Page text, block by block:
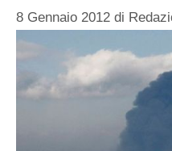
8 Gennaio 2012 di